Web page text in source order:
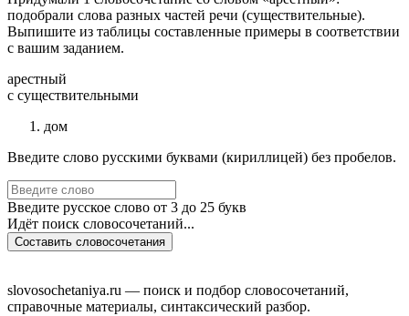
подобрали слова разных частей речи (существительные).
Выпишите из таблицы составленные примеры в соответствии
с вашим заданием.
арестный
c существительными
дом
Введите слово русскими буквами (кириллицей) без пробелов.
Введите русское слово от 3 до 25 букв
Идёт поиск словосочетаний...
Составить словосочетания
slovosochetaniya.ru — поиск и подбор словосочетаний,
справочные материалы, синтаксический разбор.